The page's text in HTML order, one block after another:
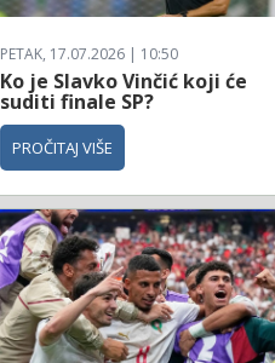
PETAK, 17.07.2026 | 10:50
Ko je Slavko Vinčić koji će
suditi finale SP?
PROČITAJ VIŠE